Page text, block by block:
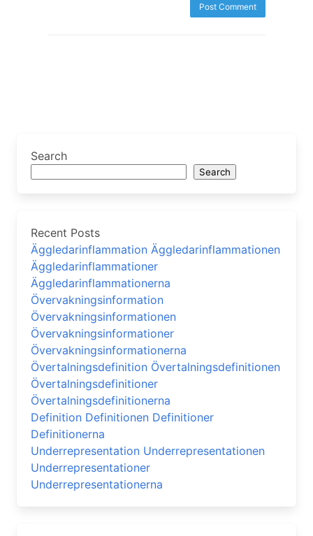
Search
Search
Recent Posts
Äggledarinflammation Äggledarinflammationen
Äggledarinflammationer
Äggledarinflammationerna
Övervakningsinformation
Övervakningsinformationen
Övervakningsinformationer
Övervakningsinformationerna
Övertalningsdefinition Övertalningsdefinitionen
Övertalningsdefinitioner
Övertalningsdefinitionerna
Definition Definitionen Definitioner
Definitionerna
Underrepresentation Underrepresentationen
Underrepresentationer
Underrepresentationerna